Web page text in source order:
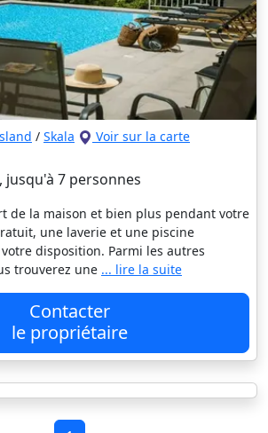
/ Skala Voir sur la carte
jusqu'à 7 personnes
de la maison et bien plus pendant votre
une laverie et une piscine
disposition. Parmi les autres
trouverez une ... lire la suite
Contacter
le propriétaire